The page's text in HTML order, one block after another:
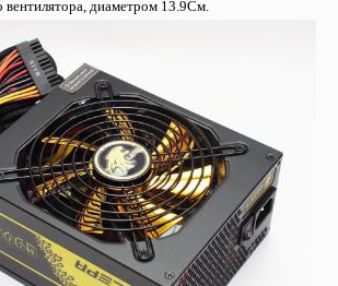
вентилятора, диаметром 13.9См.